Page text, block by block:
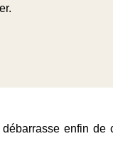
enfin de